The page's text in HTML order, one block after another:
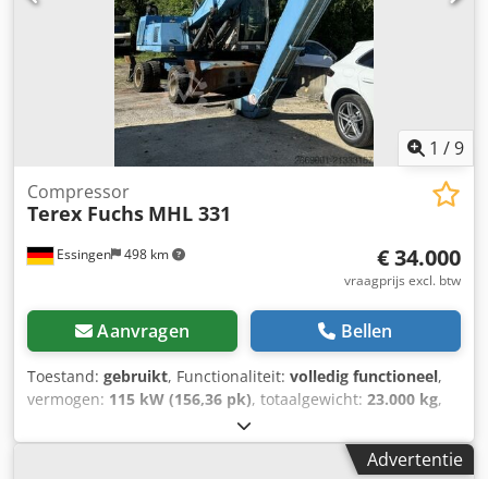
1 /9
Essingen 498 km
Compressor
Terex Fuchs MHL 331
€ 34.000
vraagprijs excl. btw
Aanvragen Bellen
Toestand: gebruikt, Functionaliteit: volledig functioneel,
vermogen: 115 kW (156,36 pk), totaalgewicht: 23.000 kg,
blauw
24.200 kg, maximaal laadgewicht:12.500 kg, leeggewicht:
, soort overbrenging:Advertentie